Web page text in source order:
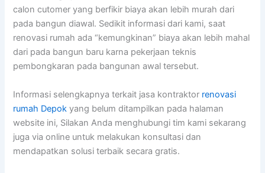
calon cutomer yang berfikir biaya akan lebih murah dari
pada bangun diawal. Sedikit informasi dari kami, saat
renovasi rumah ada “kemungkinan” biaya akan lebih mahal
dari pada bangun baru karna pekerjaan teknis
pembongkaran pada bangunan awal tersebut.
Informasi selengkapnya terkait jasa kontraktor renovasi
rumah Depok yang belum ditampilkan pada halaman
website ini, Silakan Anda menghubungi tim kami sekarang
juga via online untuk melakukan konsultasi dan
mendapatkan solusi terbaik secara gratis.